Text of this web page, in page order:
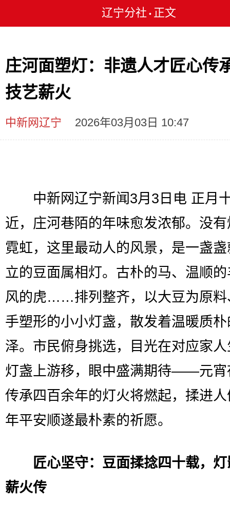
辽宁分社 • 正文
庄河面塑灯：非遗人才匠心传
技艺薪火
中新网辽宁 2026年03月03日 10:47
中新网辽宁新闻3月3日电 正月
近，庄河巷陌的年味愈发浓郁。没
霓虹，这里最动人的风景，是一盏
立的豆面属相灯。古朴的马、温顺
风的虎……排列整齐，以大豆为原料
手塑形的小小灯盏，散发着温暖质
泽。市民俯身挑选，目光在对应家
灯盏上游移，眼中盛满期待——元宵
传承四百余年的灯火将燃起，揉进
年平安顺遂最朴素的祈愿。
匠心坚守：豆面揉捻四十载，
薪火传